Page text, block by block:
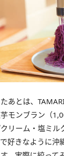
あとは、
モンブラン（
リーム・塩ミル
好きなように沖